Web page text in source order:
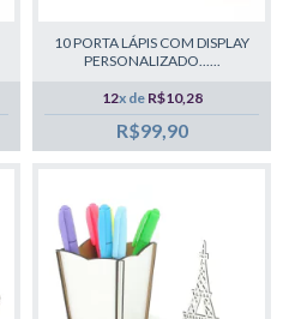
10 PORTA LÁPIS COM DISPLAY
PERSONALIZADO......
12x de R$10,28
R$99,90